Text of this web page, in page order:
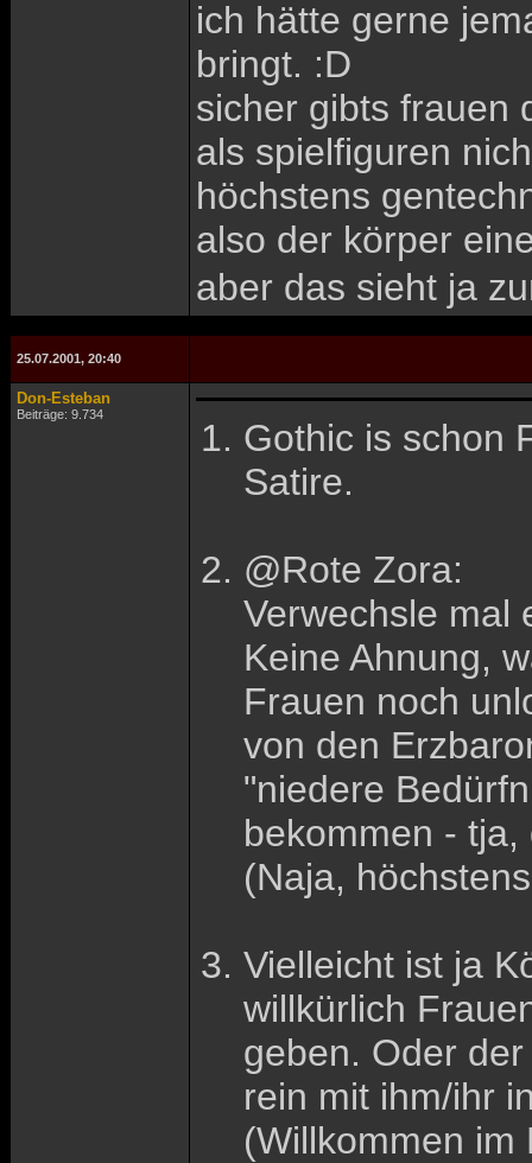
ich hätte gerne
bringt. :D
sicher gibts frauen
als spielfiguren
höchstens
also der körper
aber das sieht ja
25.07.2001, 20:40
Don-Esteban
Beiträge: 9.734
Gothic is schon
Satire.
@Rote Zora:
Verwechsle mal
Keine Ahnung,
Frauen noch
von den
"niedere
bekommen -
(Naja,
Vielleicht ist ja
willkürlich
geben. Oder
rein mit ihm/ihr
(Willkommen